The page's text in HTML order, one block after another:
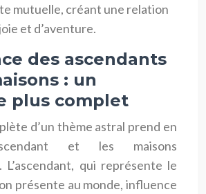
mutuelle, créant une relation
et d’aventure.
des ascendants
: un
plus complet
d’un thème astral prend en
et les maisons
L’ascendant, qui représente le
présente au monde, influence